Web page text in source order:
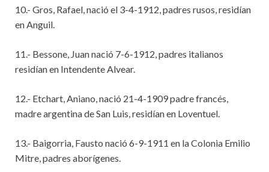
10.- Gros, Rafael, nació el 3-4-1912, padres rusos, residían
en Anguil.
11.- Bessone, Juan nació 7-6-1912, padres italianos
residían en Intendente Alvear.
12.- Etchart, Aniano, nació 21-4-1909 padre francés,
madre argentina de San Luis, residían en Loventuel.
13.- Baigorria, Fausto nació 6-9-1911 en la Colonia Emilio
Mitre, padres aborígenes.